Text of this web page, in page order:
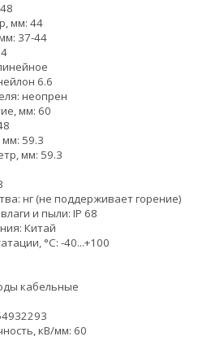
мм: 44
37-44
6.6
неопрен
мм: 60
59.3
мм: 59.3
нг (не поддерживает горение)
и пыли: IP 68
Китай
°С: -40...+100
кабельные
кВ/мм: 60